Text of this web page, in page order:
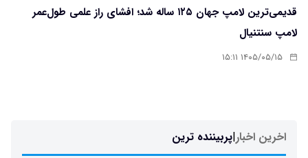
قدیمی‌ترین لامپ جهان ۱۲۵ ساله شد؛ افشای راز علمی طول‌عمر
لامپ سنتنیال
۱۴۰۵/۰۵/۱۵ ۱۵:۱۱
اخرین اخبار|پربیننده ترین